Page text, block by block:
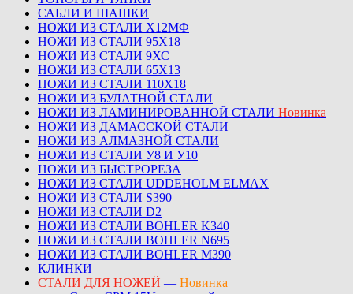
САБЛИ И ШАШКИ
НОЖИ ИЗ СТАЛИ Х12МФ
НОЖИ ИЗ СТАЛИ 95Х18
НОЖИ ИЗ СТАЛИ 9ХС
НОЖИ ИЗ СТАЛИ 65Х13
НОЖИ ИЗ СТАЛИ 110Х18
НОЖИ ИЗ БУЛАТНОЙ СТАЛИ
НОЖИ ИЗ ЛАМИНИРОВАННОЙ СТАЛИ Новинка
НОЖИ ИЗ ДАМАССКОЙ СТАЛИ
НОЖИ ИЗ АЛМАЗНОЙ СТАЛИ
НОЖИ ИЗ СТАЛИ У8 И У10
НОЖИ ИЗ БЫСТРОРЕЗА
НОЖИ ИЗ СТАЛИ UDDEHOLM ELMAX
НОЖИ ИЗ СТАЛИ S390
НОЖИ ИЗ СТАЛИ D2
НОЖИ ИЗ СТАЛИ BOHLER K340
НОЖИ ИЗ СТАЛИ BOHLER N695
НОЖИ ИЗ СТАЛИ BOHLER M390
КЛИНКИ
СТАЛИ ДЛЯ НОЖЕЙ — Новинка